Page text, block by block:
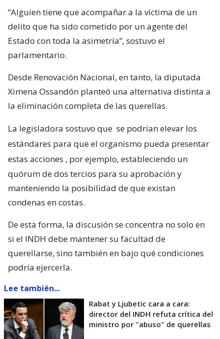
“Alguien tiene que acompañar a la víctima de un
delito que ha sido cometido por un agente del
Estado con toda la asimetría”, sostuvo el
parlamentario.
Desde Renovación Nacional, en tanto, la diputada
Ximena Ossandón planteó una alternativa distinta a
la eliminación completa de las querellas.
La legisladora sostuvo que se podrían elevar los
estándares para que el organismo pueda presentar
estas acciones , por ejemplo, estableciendo un
quórum de dos tercios para su aprobación y
manteniendo la posibilidad de que existan
condenas en costas.
De esta forma, la discusión se concentra no solo en
si el INDH debe mantener su facultad de
querellarse, sino también en bajo qué condiciones
podría ejercerla.
Lee también...
Rabat y Ljubetic cara a cara:
director del INDH refuta crítica del
ministro por "abuso" de querellas